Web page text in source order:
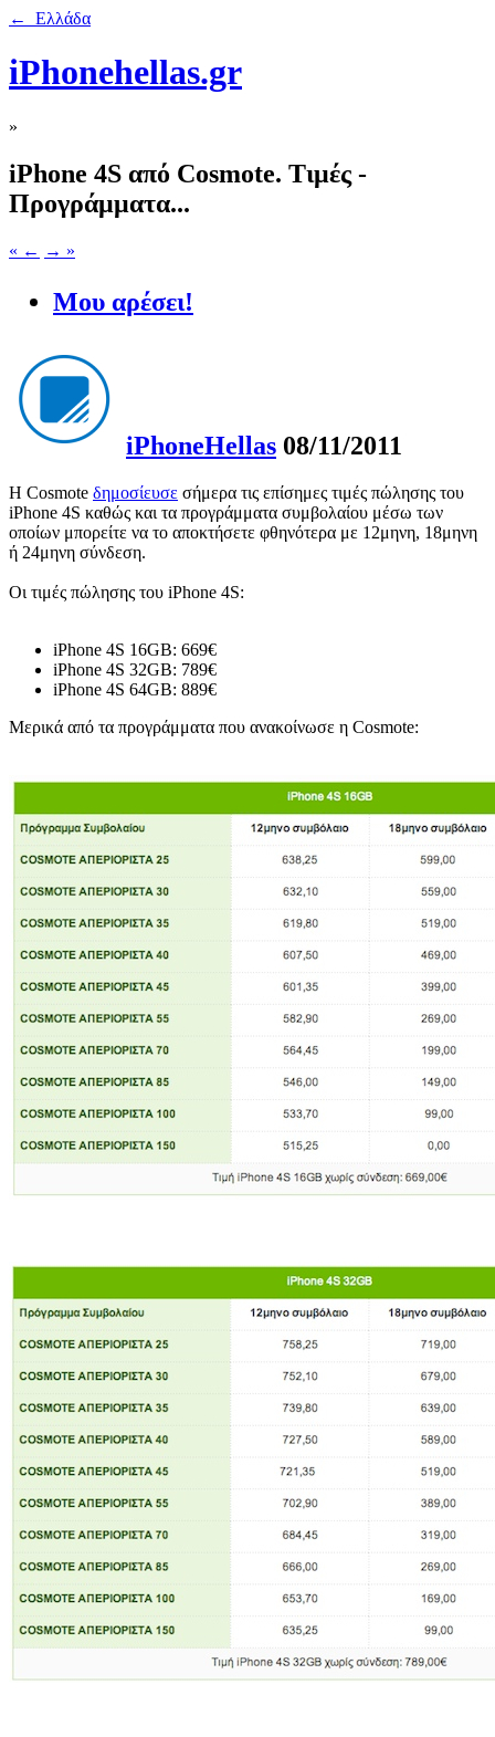
← Ελλάδα
iPhonehellas.gr
»
iPhone 4S από Cosmote. Τιμές -
Προγράμματα...
« ← → »
Μου αρέσει!
iPhoneHellas 08/11/2011
Η Cosmote δημοσίευσε σήμερα τις επίσημες τιμές πώλησης του
iPhone 4S καθώς και τα προγράμματα συμβολαίου μέσω των
οποίων μπορείτε να το αποκτήσετε φθηνότερα με 12μηνη, 18μηνη
ή 24μηνη σύνδεση.
Οι τιμές πώλησης του iPhone 4S:
iPhone 4S 16GB: 669€
iPhone 4S 32GB: 789€
iPhone 4S 64GB: 889€
Μερικά από τα προγράμματα που ανακοίνωσε η Cosmote: